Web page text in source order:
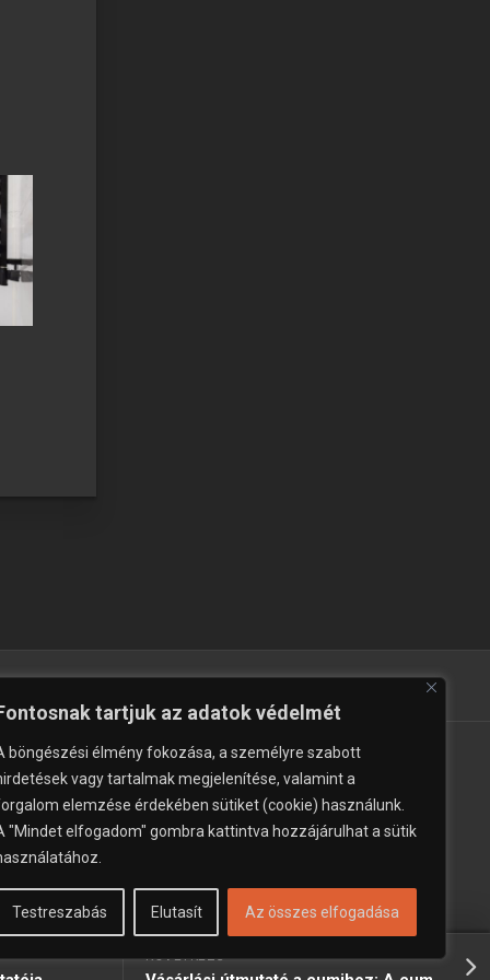
tartjuk az adatok védelmét
böngészési élmény fokozása, a személyre szabott
vagy tartalmak megjelenítése, valamint a
elemzése érdekében sütiket (cookie) használunk.
"Mindet elfogadom" gombra kattintva hozzájárulhat a sütik
Testreszabás Elutasít Az összes elfogadása
KÖVETKEZŐ